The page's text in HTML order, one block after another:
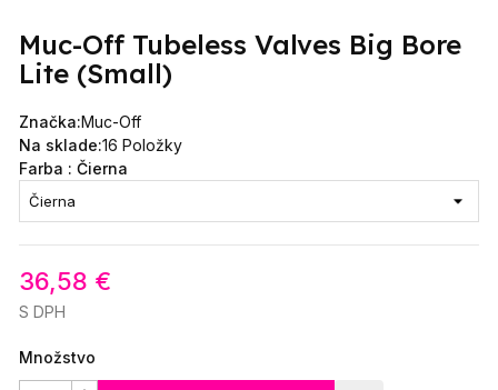
Muc-Off Tubeless Valves Big Bore
Lite (Small)
Značka:Muc-Off
Na sklade:16 Položky
Farba : Čierna
36,58 €
S DPH
Množstvo